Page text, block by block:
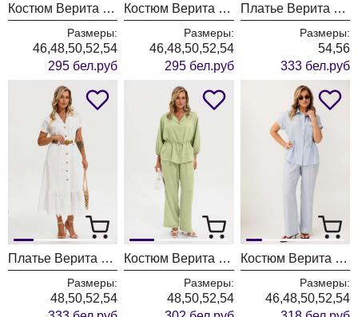
Костюм Верита 2478 олива
Размеры:
46,48,50,52,54
295 бел.руб
Костюм Верита 2478 капучино
Размеры:
46,48,50,52,54
295 бел.руб
Платье Верита 2459-1 розовый
Размеры:
54,56
333 бел.руб
Платье Верита 2459-1
Размеры:
48,50,52,54
Костюм Верита 2476 зеленый
Размеры:
48,50,52,54
Костюм Верита 2462 голубой
Размеры:
46,48,50,52,54